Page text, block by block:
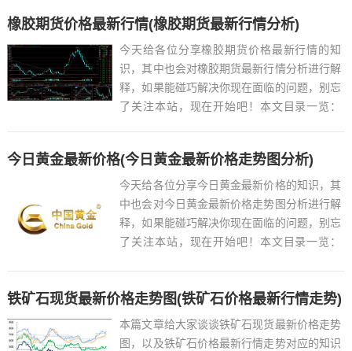
橡胶期货价格最新行情(橡胶期货最新行情分析)
今天给各位分享橡胶期货价格最新行情的知
识，其中也会对橡胶期货最新行情分析进行解
释，如果能碰巧解决你现在面临的问题，别忘
了关注本站，现在开始吧！本文目录一览：
今日黄金最新价格(今日黄金最新价格走势图分析)
今天给各位分享今日黄金最新价格的知识，其
中也会对今日黄金最新价格走势图分析进行解
释，如果能碰巧解决你现在面临的问题，别忘
了关注本站，现在开始吧！本文目录一览：
铁矿石现货最新价格走势图(铁矿石价格最新行情走势)
本篇文章给大家谈谈铁矿石现货最新价格走势
图，以及铁矿石价格最新行情走势对应的知识